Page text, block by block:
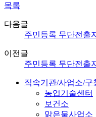
목록
다음글
주민등록 무단전출
이전글
주민등록 무단전출
직속기관/사업소/구
농업기술센터
보건소
맑은물사업소